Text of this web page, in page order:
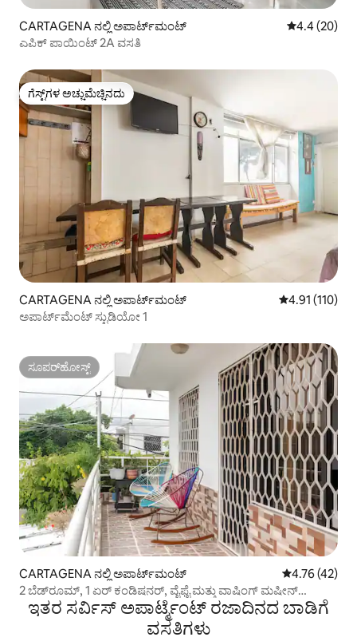
CARTAGENA ನಲ್ಲಿ ಅಪಾರ್ಟ್‌ಮಂಟ್ 5 ರಲ್ಲಿ 4.4
4.4 (20)
ಎಪಿಕ್ ಪಾಯಿಂಟ್ 2A ವಸತಿ
ಗೆಸ್ಟ್‌ಗಳ ಅಚ್ಚುಮೆಚ್ಚಿನದು
ಗೆಸ್ಟ್‌ಗಳ ಅಚ್ಚುಮೆಚ್ಚಿನದು
CARTAGENA ನಲ್ಲಿ ಅಪಾರ್ಟ್‌ಮಂಟ್ 5 ರಲ್ಲಿ 4.91
4.91 (110)
ಅಪಾರ್ಟ್‌ಮೆಂಟ್ ಸ್ಟುಡಿಯೋ 1
ಸೂಪರ್‌ಹೋಸ್ಟ್
ಸೂಪರ್‌ಹೋಸ್ಟ್
CARTAGENA ನಲ್ಲಿ ಅಪಾರ್ಟ್‌ಮಂಟ್ 5 ರಲ್ಲಿ 4.76
4.76 (42)
2 ಬೆಡ್‌ರೂಮ್, 1 ಏರ್ ಕಂಡಿಷನರ್, ವೈಫೈ ಮತ್ತು ವಾಷಿಂಗ್ ಮಷೀನ್
ಹೊಂದಿರುವ ಸುಂದರ ಅಪಾರ್ಟ್‌ಮೆಂಟ್
ಇತರ ಸರ್ವಿಸ್ ಅಪಾರ್ಟ್ಮೆಂಟ್ ರಜಾದಿನದ ಬಾಡಿಗೆ
ವಸತಿಗಳು